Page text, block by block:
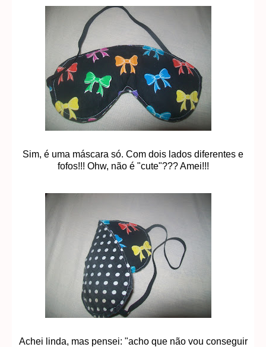
Sim, é uma máscara só. Com dois lados diferentes e
fofos!!! Ohw, não é "cute"??? Amei!!!
Achei linda, mas pensei: "acho que não vou conseguir